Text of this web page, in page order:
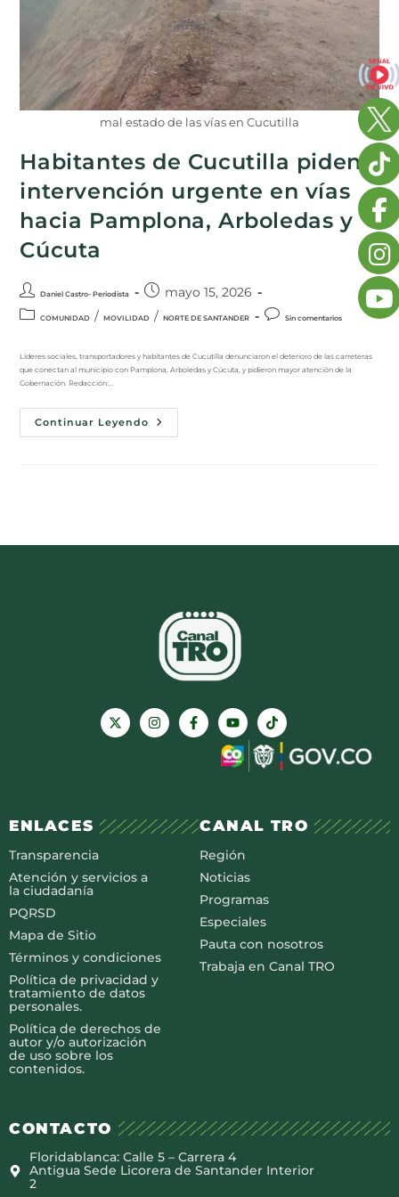
mal estado de las vías en Cucutilla
Habitantes de Cucutilla piden
intervención urgente en vías
hacia Pamplona, Arboledas y
Cúcuta
Daniel Castro- Periodista mayo 15, 2026
COMUNIDAD / MOVILIDAD / NORTE DE SANTANDER Sin comentarios
Líderes sociales, transportadores y habitantes de Cucutilla denunciaron el deterioro de las carreteras
que conectan al municipio con Pamplona, Arboledas y Cúcuta, y pidieron mayor atención de la
Gobernación. Redacción:…
Continuar Leyendo
ENLACES
Transparencia
Atención y servicios a
la ciudadanía
PQRSD
Mapa de Sitio
Términos y condiciones
Política de privacidad y
tratamiento de datos
personales.
Política de derechos de
autor y/o autorización
de uso sobre los
contenidos.
CANAL TRO
Región
Noticias
Programas
Especiales
Pauta con nosotros
Trabaja en Canal TRO
CONTACTO
Floridablanca: Calle 5 – Carrera 4
Antigua Sede Licorera de Santander Interior
2